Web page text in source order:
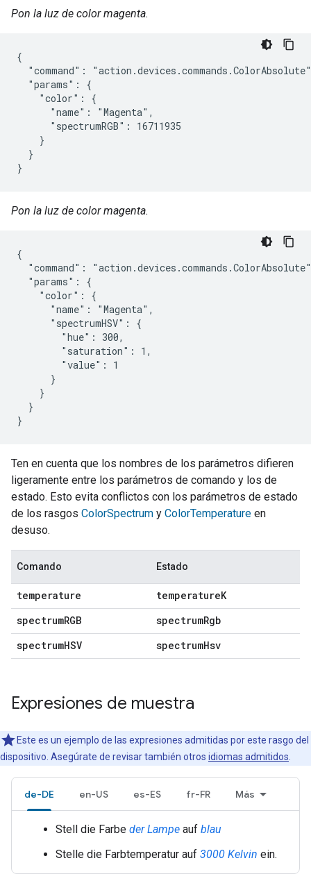
Pon la luz de color magenta.
{
"command":
  "params": {
    "color": {
      "name": "Magenta",
      "spectrumRGB": 16711935
    }
  }
}
Pon la luz de color magenta.
{
"command":
  "params": {
    "color": {
      "name": "Magenta",
      "spectrumHSV": {
        "hue": 300,
        "saturation": 1,
        "value": 1
      }
    }
  }
}
Ten en cuenta que los nombres de los parámetros difieren
ligeramente entre los parámetros de comando y los de
estado. Esto evita conflictos con los parámetros de estado
de los rasgos ColorSpectrum y ColorTemperature en
desuso.
Comando Estado
temperature temperatureK
spectrumRGB spectrumRgb
spectrumHSV spectrumHsv
Expresiones de muestra
Este es un ejemplo de las expresiones admitidas por este rasgo del
dispositivo. Asegúrate de revisar también otros idiomas admitidos
de-DE en-US es-ES fr-FR Más
Stell die Farbe der Lampe auf blau
Stelle die Farbtemperatur auf 3000 Kelvin ein.